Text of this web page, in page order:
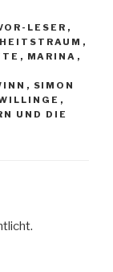
LESER ,
,
, MARINA ,
, SIMON
,
UND DIE